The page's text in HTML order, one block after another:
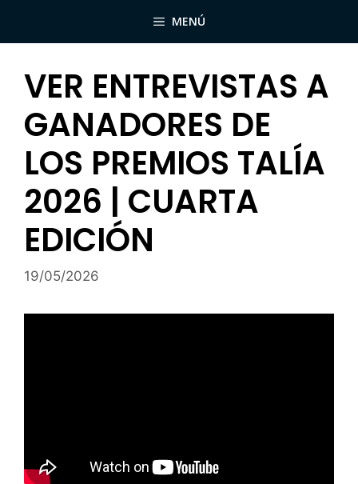
MENÚ
VER ENTREVISTAS A
GANADORES DE
LOS PREMIOS TALÍA
2026 | CUARTA
EDICIÓN
19/05/2026